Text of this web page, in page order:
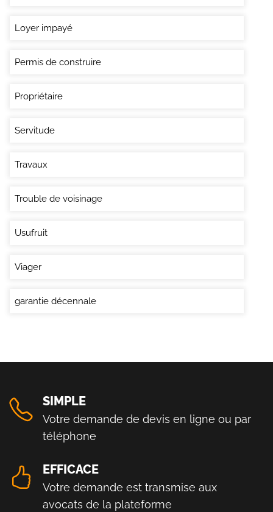
Loyer impayé
Permis de construire
Propriétaire
Servitude
Travaux
Trouble de voisinage
Usufruit
Viager
garantie décennale
SIMPLE
Votre demande de devis en ligne ou par
téléphone
EFFICACE
Votre demande est transmise aux
avocats de la plateforme